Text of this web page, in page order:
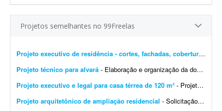
Projetos semelhantes no 99Freelas
Projeto executivo de residência - cortes, fachadas, cobertura e esgoto
Projeto técnico para alvará - Elaboração e organização da documentação para alvará de construção, regularização do imóvel, emissão de ha...
Projeto executivo e legal para casa térrea de 120 m² - Projeto executivo e legal para casa térrea de 120 m². Escopo: - Plantas, cortes e elevações em escala 1:50 (arquivos DWG e PDF) - Modelo 3D atualizado (já existe ...
Projeto arquitetônico de ampliação residencial - Solicitação de projeto de ampliação residencial Gostaria de um projeto para ampliação da minha casa. O que desejo: - Construção de 1 su&ia...